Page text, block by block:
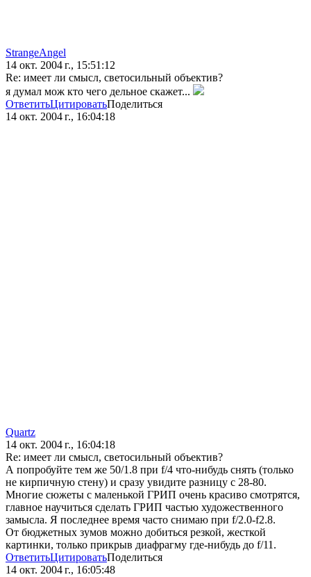
StrangeAngel
14 окт. 2004 г., 15:51:12
Re: имеет ли смысл, светосильный объектив?
я думал мож кто чего дельное скажет...
ОтветитьЦитироватьПоделиться
14 окт. 2004 г., 16:04:18
Quartz
14 окт. 2004 г., 16:04:18
Re: имеет ли смысл, светосильный объектив?
А попробуйте тем же 50/1.8 при f/4 что-нибудь снять (только
не кирпичную стену) и сразу увидите разницу с 28-80.
Многие сюжеты с маленькой ГРИП очень красиво смотрятся,
главное научиться сделать ГРИП частью художественного
замысла. Я последнее время часто снимаю при f/2.0-f2.8.
От бюджетных зумов можно добиться резкой, жесткой
картинки, только прикрыв диафрагму где-нибудь до f/11.
ОтветитьЦитироватьПоделиться
14 окт. 2004 г., 16:05:48